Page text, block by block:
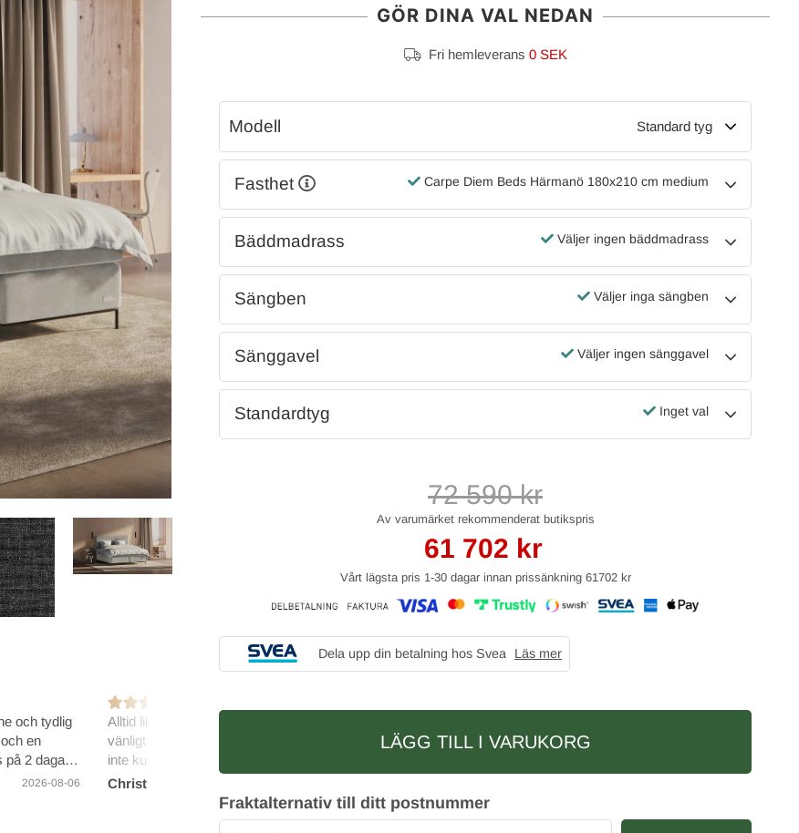
och tydlig
en
på 2 dagar.
2026-08-06
Alltid lika nöjd när jag besöker er -
vänligt bemötande och stressar
inte kunden, det gillar jag :)
Christina Å
2026-08-06
Catharina Å
GÖR DINA VAL NEDAN
Fri hemleverans 0 SEK
Modell Standard tyg
Fasthet Carpe Diem Beds Härmanö 180x210 cm medium
Bäddmadrass Väljer ingen bäddmadrass
Sängben Väljer inga sängben
Sänggavel Väljer ingen sänggavel
Standardtyg Inget val
72 590kr
61 702 kr
Vårt lägsta pris 1-30 dagar innan prissänkning 61702 kr
Dela upp din betalning hos Svea Läs mer
LÄGG TILL I VARUKORG
Fraktalternativ till ditt postnummer